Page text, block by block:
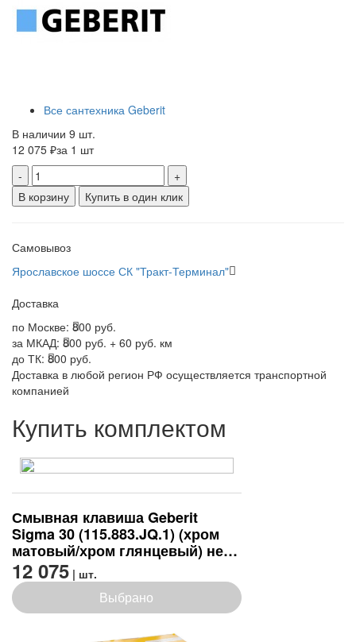
Все сантехника Geberit
В наличии 9 шт.
12 075 ₽за 1 шт
-
+
В корзину
Купить в один клик
Самовывоз
Ярославское шоссе СК "Тракт-Терминал"
Доставка
по Москве: 800 руб.
за МКАД: 800 руб. + 60 руб. км
до ТК: 800 руб.
Доставка в любой регион РФ осуществляется транспортной
компанией
Купить комплектом
Смывная клавиша Geberit
Sigma 30 (115.883.JQ.1) (хром
матовый/хром глянцевый) не
оставляет отпечатков пальцев
12 075 | шт.
Выбрано